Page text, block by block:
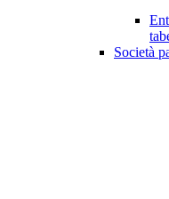
Società